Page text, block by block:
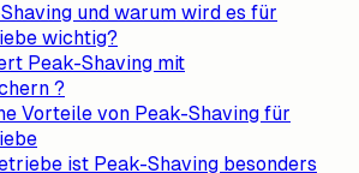
und warum wird es für
wichtig?
Peak-Shaving mit
?
Vorteile von Peak-Shaving für
ist Peak-Shaving besonders